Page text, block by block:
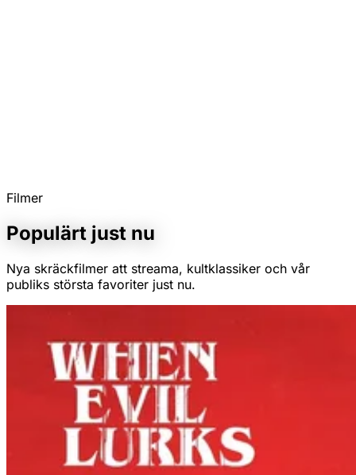
Filmer
Populärt just nu
Nya skräckfilmer att streama, kultklassiker och vår
publiks största favoriter just nu.